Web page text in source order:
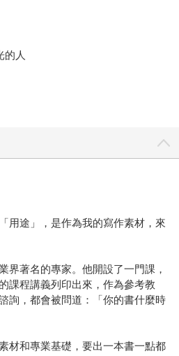
的人
用途」，是作為我的寫作素材，來
界著名的專家。他開設了一門課，
課程講義列印出來，作為參考教
詢，都會被問道：「你的書什麼時
材和專業基礎，要出一本書一點都